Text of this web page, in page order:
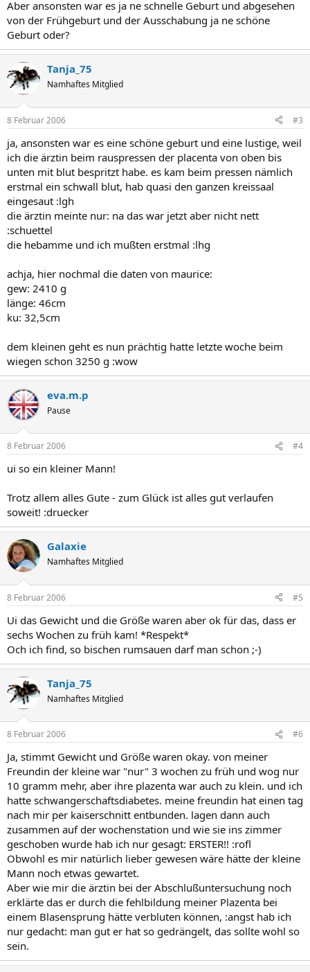
Aber ansonsten war es ja ne schnelle Geburt und abgesehen
von der Frühgeburt und der Ausschabung ja ne schöne
Geburt oder?
Tanja_75
Namhaftes Mitglied
8 Februar 2006 #3
ja, ansonsten war es eine schöne geburt und eine lustige, weil
ich die ärztin beim rauspressen der placenta von oben bis
unten mit blut bespritzt habe. es kam beim pressen nämlich
erstmal ein schwall blut, hab quasi den ganzen kreissaal
eingesaut :lgh
die ärztin meinte nur: na das war jetzt aber nicht nett
:schuettel
die hebamme und ich mußten erstmal :lhg
achja, hier nochmal die daten von maurice:
gew: 2410 g
länge: 46cm
ku: 32,5cm
dem kleinen geht es nun prächtig hatte letzte woche beim
wiegen schon 3250 g :wow
eva.m.p
Pause
8 Februar 2006 #4
ui so ein kleiner Mann!
Trotz allem alles Gute - zum Glück ist alles gut verlaufen
soweit! :druecker
Galaxie
Namhaftes Mitglied
8 Februar 2006 #5
Ui das Gewicht und die Größe waren aber ok für das, dass er
sechs Wochen zu früh kam! *Respekt*
Och ich find, so bischen rumsauen darf man schon ;-)
Tanja_75
Namhaftes Mitglied
8 Februar 2006 #6
Ja, stimmt Gewicht und Größe waren okay. von meiner
Freundin der kleine war "nur" 3 wochen zu früh und wog nur
10 gramm mehr, aber ihre plazenta war auch zu klein. und ich
hatte schwangerschaftsdiabetes. meine freundin hat einen tag
nach mir per kaiserschnitt entbunden. lagen dann auch
zusammen auf der wochenstation und wie sie ins zimmer
geschoben wurde hab ich nur gesagt: ERSTER!! :rofl
Obwohl es mir natürlich lieber gewesen wäre hätte der kleine
Mann noch etwas gewartet.
Aber wie mir die ärztin bei der Abschlußuntersuchung noch
erklärte das er durch die fehlbildung meiner Plazenta bei
einem Blasensprung hätte verbluten können, :angst hab ich
nur gedacht: man gut er hat so gedrängelt, das sollte wohl so
sein.